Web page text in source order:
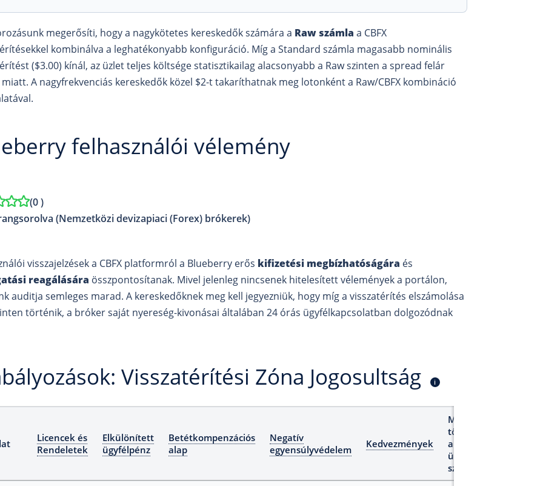
megerősíti, hogy a nagykötetes kereskedők számára a Raw számla a CBFX
kombinálva a leghatékonyabb konfiguráció. Míg a Standard számla magasabb nominális
($3.00) kínál, az üzlet teljes költsége statisztikailag alacsonyabb a Raw szinten a spread felár
A nagyfrekvenciás kereskedők közel $2-t takaríthatnak meg lotonként a Raw/CBFX kombináció
felhasználói vélemény
(0)
(Nemzetközi devizapiaci (Forex) brókerek)
visszajelzések a CBFX platformról a Blueberry erős kifizetési megbízhatóságára és
reagálására összpontosítanak. Mivel jelenleg nincsenek hitelesített vélemények a portálon,
auditja semleges marad. A kereskedőknek meg kell jegyezniük, hogy míg a visszatérítés elszámolása
történik, a bróker saját nyereség-kivonásai általában 24 órás ügyfélkapcsolatban dolgozódnak
Visszatérítési Zóna Jogosultság i
Licencek és
Rendeletek
Elkülönített
ügyfélpénz
Betétkompenzációs
alap
Negatív
egyensúlyvédelem
Kedvezmények
Maximális
tőkeáttétel
a lakossági
ügyfelek
számára